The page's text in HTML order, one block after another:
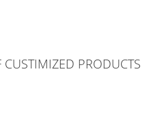
PRODUCTS